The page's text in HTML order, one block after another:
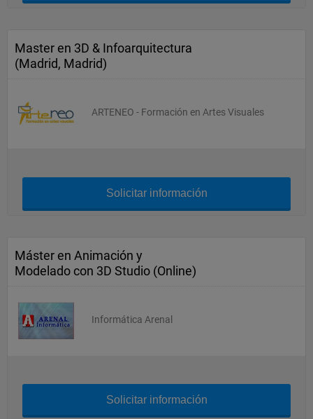
Master en 3D & Infoarquitectura
(Madrid, Madrid)
ARTENEO - Formación en Artes Visuales
Solicitar información
Máster en Animación y
Modelado con 3D Studio (Online)
Informática Arenal
Solicitar información